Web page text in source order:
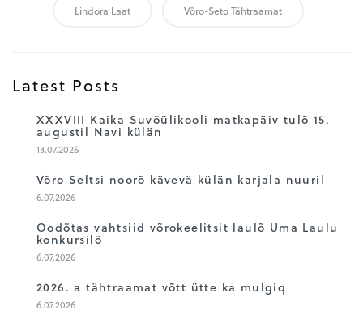
Lindora Laat Võro-Seto Tähtraamat
Latest Posts
XXXVIII Kaika Suvõülikooli matkapäiv tulõ 15.
augustil Navi külän
13.07.2026
Võro Seltsi noorõ kävevä külän karjala nuuril
6.07.2026
Oodõtas vahtsiid võrokeelitsit laulõ Uma Laulu
konkursilõ
6.07.2026
2026. a tähtraamat võtt ütte ka mulgiq
6.07.2026